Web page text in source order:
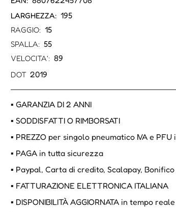
LARGHEZZA: 195
RAGGIO: 15
SPALLA: 55
VELOCITA': 89
DOT 2019
▪ GARANZIA DI 2 ANNI
▪ SODDISFATTI O RIMBORSATI
▪ PREZZO per singolo pneumatico IVA e PFU
▪ PAGA in tutta sicurezza
▪ Paypal, Carta di credito, Scalapay,
▪ FATTURAZIONE ELETTRONICA ITALIANA
▪ DISPONIBILITÀ AGGIORNATA in tempo reale